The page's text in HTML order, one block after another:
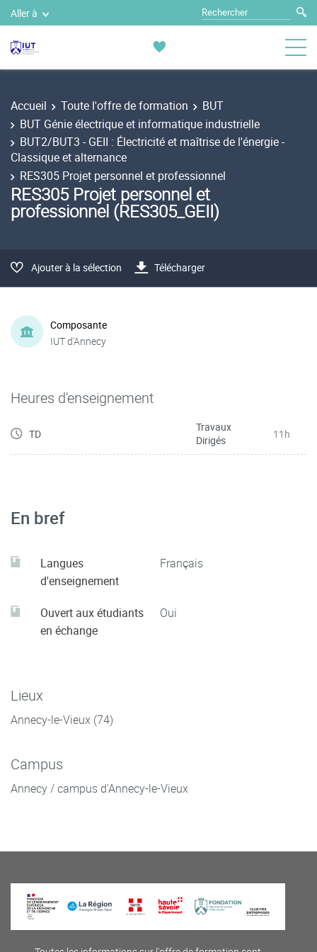
Aller à
Accueil Toute l'offre de formation
BUT
BUT Génie électrique et informatique industrielle
BUT2/BUT3 - GEII : Électricité et maîtrise de l'énergie -
Classique et alternance
RES305 Projet personnel et professionnel
RES305 Projet personnel et
professionnel (RES305_GEII)
Ajouter à la sélection Télécharger
Composante
IUT d'Annecy
Heures d'enseignement
TD
Travaux
Dirigés
11h
En bref
Langues
d'enseignement
Français
Ouvert aux étudiants
en échange
Oui
Lieux
Annecy-le-Vieux (74)
Campus
Annecy / campus d'Annecy-le-Vieux